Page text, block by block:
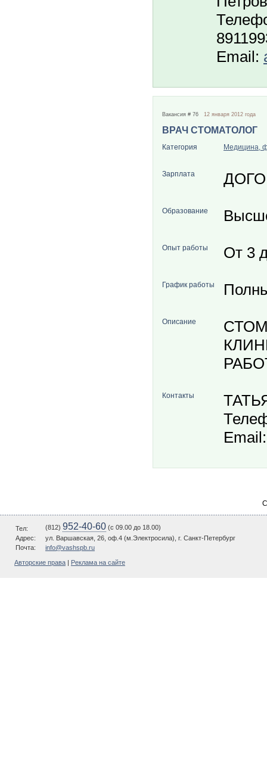
Email:
Вакансия # 76 12 января 2012 года
ВРАЧ СТОМАТОЛОГ
Категория Медицина,
Зарплата
Образование
Опыт работы От 3
График работы
Описание
Контакты
Тел: (812) 952-40-60 (c 09.00 до 18.00)
Адрес:
ул. Варшавская, 26, оф.4 (м.Электросила), г. Санкт-Петербург
Почта:
info@vashspb.ru
Авторские права Реклама на сайте